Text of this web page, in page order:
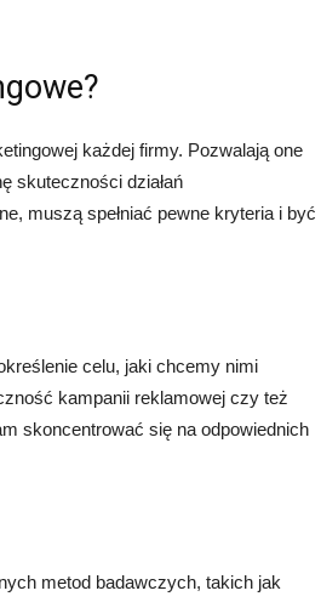
każdej firmy. Pozwalają one
skuteczności działań
muszą spełniać pewne kryteria i być
celu, jaki chcemy nimi
kampanii reklamowej czy też
skoncentrować się na odpowiednich
metod badawczych, takich jak